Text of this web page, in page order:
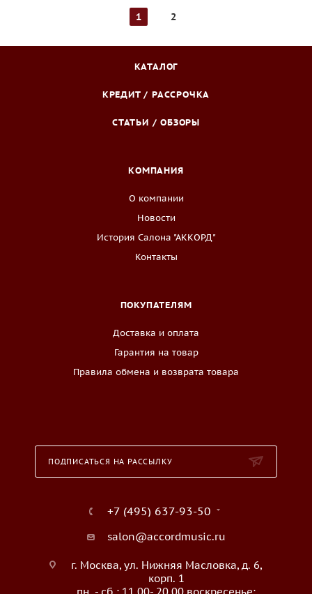
1 2
КАТАЛОГ
КРЕДИТ / РАССРОЧКА
СТАТЬИ / ОБЗОРЫ
КОМПАНИЯ
О компании
Новости
История Салона "АККОРД"
Контакты
ПОКУПАТЕЛЯМ
Доставка и оплата
Гарантия на товар
Правила обмена и возврата товара
ПОДПИСАТЬСЯ НА РАССЫЛКУ
+7 (495) 637-93-50
salon@accordmusic.ru
г. Москва, ул. Нижняя Масловка, д. 6,
корп. 1